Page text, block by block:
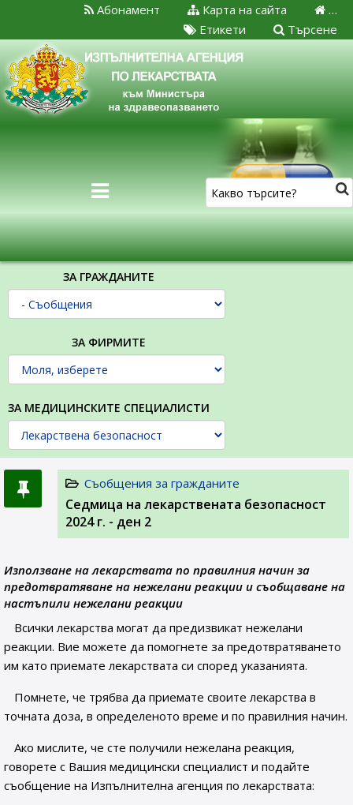
…
Карта на сайта
Абонамент
Търсене
Етикети
ЗА ГРАЖДАНИТЕ
ЗА ФИРМИТЕ
ЗА МЕДИЦИНСКИТЕ СПЕЦИАЛИСТИ
Съобщения за гражданите
Седмица на лекарствената безопасност
2024 г. - ден 2
Използване на лекарствата по правилния начин за
предотвратяване на нежелани реакции и съобщаване на
настъпили нежелани реакции
Всички лекарства могат да предизвикат нежелани
реакции. Вие можете да помогнете за предотвратяването
им като приемате лекарствата си според указанията.
Помнете, че трябва да приемате своите лекарства в
точната доза, в определеното време и по правилния начин.
Ако мислите, че сте получили нежелана реакция,
говорете с Вашия медицински специалист и подайте
съобщение на Изпълнителна агенция по лекарствата: